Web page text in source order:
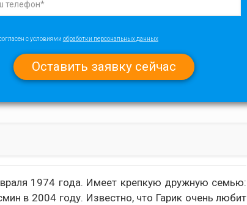
с условиями обработки персональных данных
1974 года. Имеет крепкую дружную семью:
в 2004 году. Известно, что Гарик очень любит